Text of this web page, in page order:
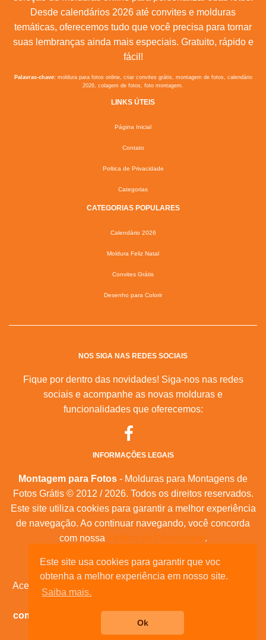
Este site usa cookies para garantir que voc
obtenha a melhor experiência em nosso site.
Saiba mais.
Ok
Desde calendários 2026 até convites e molduras
temáticas, oferecemos tudo que você precisa para tornar
suas lembranças ainda mais especiais. Gratuito, rápido e
fácil!
Palavras-chave:moldura para fotos online, criar convites grátis, montagem de fotos, calendário
2026, colagem de fotos, foto montagem.
LINKS ÚTEIS
Página Inicial
Contato
Poltica de Privacidade
Categorias
CATEGORIAS POPULARES
Calendário 2026
Moldura Feliz Natal
Convites Grátis
Desenho para Colorir
NOS SIGA NAS REDES SOCIAIS
Fique por dentro das novidades! Siga-nos nas redes
sociais e acompanhe as novas molduras e
funcionalidades que oferecemos:
INFORMAÇÕES LEGAIS
Montagem para Fotos - Molduras para Montagens de
Fotos Grátis © 2012 / 2026. Todos os direitos reservados.
Este site utiliza cookies para garantir a melhor experiência
de navegação. Ao continuar navegando, você concorda
com nossa Política de Privacidade.
Mapa do Site |Feeds RSS |Sobre Nós
Acesse nossas molduras para:
comemorativas, e muita outras datas comemorativas!